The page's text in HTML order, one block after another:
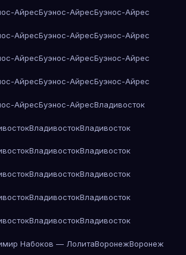
АйресБуэнос-АйресБуэнос-Айрес
АйресБуэнос-АйресБуэнос-Айрес
АйресБуэнос-АйресБуэнос-Айрес
АйресБуэнос-АйресБуэнос-Айрес
АйресБуэнос-АйресВладивосток
ВладивостокВладивосток
ВладивостокВладивосток
ВладивостокВладивосток
ВладивостокВладивосток
ВладивостокВладивосток
Набоков — ЛолитаВоронежВоронеж